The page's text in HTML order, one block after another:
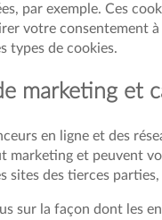
par exemple. Ces
votre
types de cookies.
marketing et
en ligne et des
marketing et peuvent
sites des tierces
sur la façon dont les